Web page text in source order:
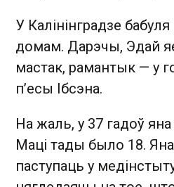
У Калінінградзе
домам. Дарэчы, Эдай
мастак, рамантык — у
п’есы Ібсэна.
На жаль, у 37 гадоў
Маці тады было 18.
паступаць у